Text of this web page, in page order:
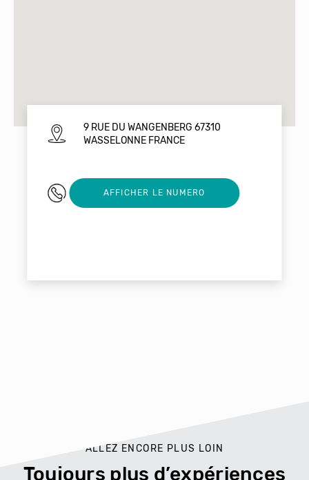
9 RUE DU WANGENBERG 67310
WASSELONNE FRANCE
0618940160
AFFICHER LE NUMERO
ALLEZ ENCORE PLUS LOIN
Toujours plus d’expériences